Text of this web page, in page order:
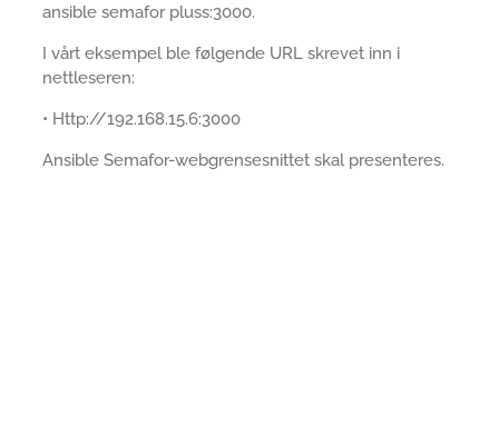
ansible semafor pluss:3000.
I vårt eksempel ble følgende URL skrevet inn i
nettleseren:
• Http://192.168.15.6:3000
Ansible Semafor-webgrensesnittet skal presenteres.